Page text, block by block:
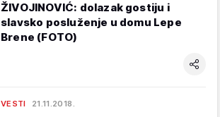
ŽIVOJINOVIĆ: dolazak gostiju i
slavsko posluženje u domu Lepe
Brene (FOTO)
VESTI 21.11.2018.